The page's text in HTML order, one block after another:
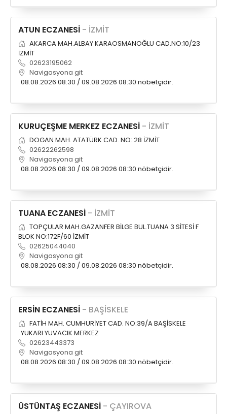
ATUN ECZANESİ - İZMİT
AKARCA MAH.ALBAY KARAOSMANOĞLU CAD.NO:10/23
İZMİT
02623195062
Navigasyona git
08.08.2026 08:30 / 09.08.2026 08:30 nöbetçidir.
KURUÇEŞME MERKEZ ECZANESİ - İZMİT
DOGAN MAH. ATATÜRK CAD. NO: 28 İZMİT
02622262598
Navigasyona git
08.08.2026 08:30 / 09.08.2026 08:30 nöbetçidir.
TUANA ECZANESİ - İZMİT
TOPÇULAR MAH.GAZANFER BİLGE BUL.TUANA 3 SİTESİ F
BLOK NO:172F/60 İZMİT
02625044040
Navigasyona git
08.08.2026 08:30 / 09.08.2026 08:30 nöbetçidir.
ERSİN ECZANESİ - BAŞİSKELE
FATİH MAH. CUMHURİYET CAD. NO:39/A BAŞİSKELE
YUKARI YUVACIK MERKEZ
02623443373
Navigasyona git
08.08.2026 08:30 / 09.08.2026 08:30 nöbetçidir.
ÜSTÜNTAŞ ECZANESİ - ÇAYIROVA
Akkavaklar Caddesi No:17/4 İzmit-
KOCAELİ